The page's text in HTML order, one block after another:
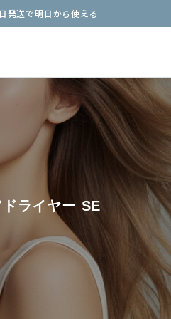
発送で明日から使える
ライヤー SE